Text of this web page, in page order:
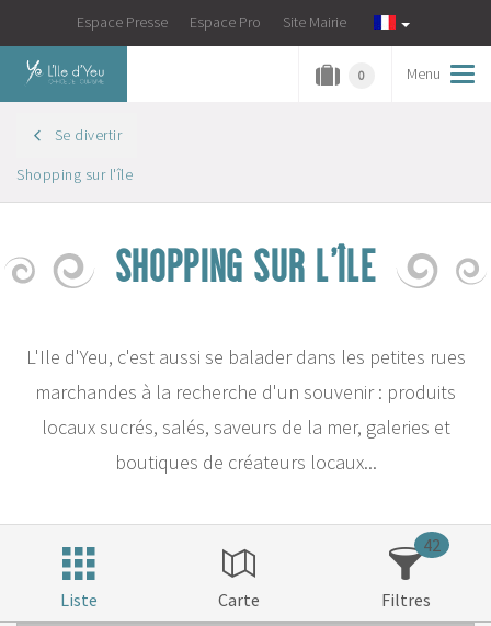
Espace Presse Espace Pro Site Mairie
Menu
0
Se divertir
Shopping sur l'île
SHOPPING SUR L'ÎLE
L'Ile d'Yeu, c'est aussi se balader dans les petites rues
marchandes à la recherche d'un souvenir : produits
locaux sucrés, salés, saveurs de la mer, galeries et
boutiques de créateurs locaux...
Liste Carte Filtres
42